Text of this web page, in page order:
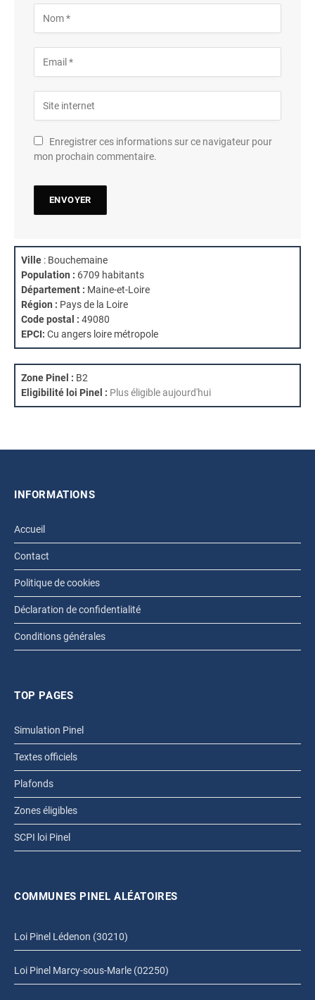
Enregistrer ces informations sur ce navigateur pour
mon prochain commentaire.
Ville : Bouchemaine
Population : 6709 habitants
Département : Maine-et-Loire
Région : Pays de la Loire
Code postal : 49080
EPCI: Cu angers loire métropole
Zone Pinel : B2
Eligibilité loi Pinel : Plus éligible aujourd'hui
INFORMATIONS
Accueil
Contact
Politique de cookies
Déclaration de confidentialité
Conditions générales
TOP PAGES
Simulation Pinel
Textes officiels
Plafonds
Zones éligibles
SCPI loi Pinel
COMMUNES PINEL ALÉATOIRES
Loi Pinel Lédenon (30210)
Loi Pinel Marcy-sous-Marle (02250)